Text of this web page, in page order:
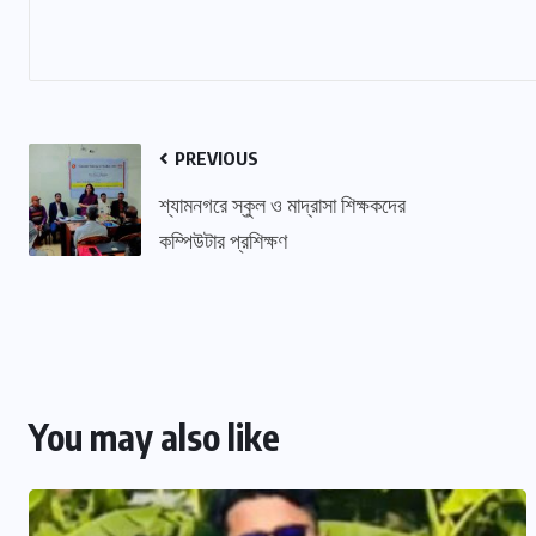
PREVIOUS
শ্যামনগরে স্কুল ও মাদ্রাসা শিক্ষকদের
কম্পিউটার প্রশিক্ষণ
You may also like